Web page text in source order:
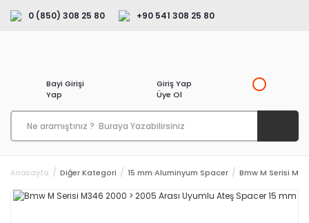
0 (850) 308 25 80 +90 541 308 25 80
Bayi Girişi
Yap
Giriş Yap
Üye Ol
Anasayfa Diğer Kategori 15 mm Aluminyum Spacer Bmw M Serisi